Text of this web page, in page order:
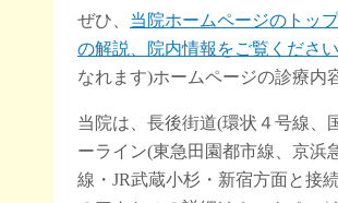
ぜひ、 当院ホームページのトッ
の解説、院内情報をご覧ください
なれます)ホームページの診療内
当院は、長後街道(環状４号線、
ーライン(東急田園都市線、京浜
線・JR武蔵小杉・新宿方面と接